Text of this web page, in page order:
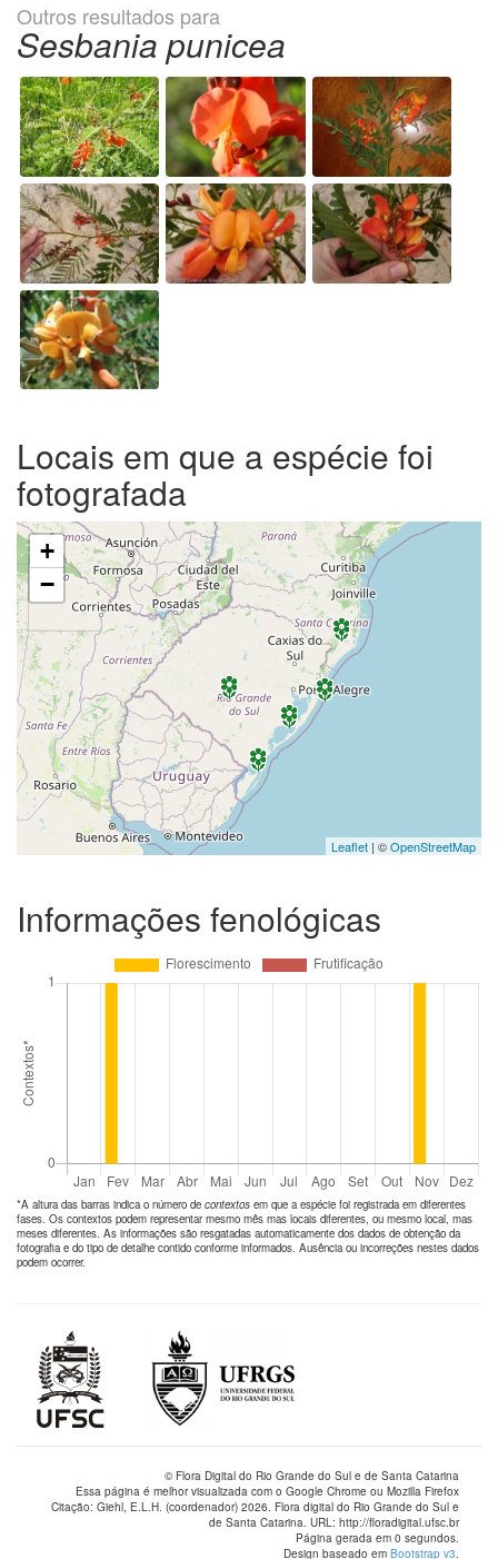
Outros resultados para
Sesbania punicea
Locais em que a espécie foi
fotografada
+
−
Leaflet | ©OpenStreetMap
Informações fenológicas
*A altura das barras indica o número de contextos em que a espécie foi registrada em diferentes
fases. Os contextos podem representar mesmo mês mas locais diferentes, ou mesmo local, mas
meses diferentes. As informações são resgatadas automaticamente dos dados de obtenção da
fotografia e do tipo de detalhe contido conforme informados. Ausência ou incorreções nestes dados
podem ocorrer.
© Flora Digital do Rio Grande do Sul e de Santa Catarina
Essa página é melhor visualizada com o Google Chrome ou Mozilla Firefox
Citação: Giehl, E.L.H. (coordenador) 2026. Flora digital do Rio Grande do Sul e
de Santa Catarina. URL: http://floradigital.ufsc.br
Página gerada em 0 segundos.
Design baseado em Bootstrap v3.